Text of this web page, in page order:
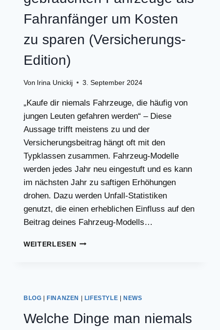
Fahranfänger um Kosten
zu sparen (Versicherungs-
Edition)
Von Irina Unickij 3. September 2024
„Kaufe dir niemals Fahrzeuge, die häufig von
jungen Leuten gefahren werden“ – Diese
Aussage trifft meistens zu und der
Versicherungsbeitrag hängt oft mit den
Typklassen zusammen. Fahrzeug-Modelle
werden jedes Jahr neu eingestuft und es kann
im nächsten Jahr zu saftigen Erhöhungen
drohen. Dazu werden Unfall-Statistiken
genutzt, die einen erheblichen Einfluss auf den
Beitrag deines Fahrzeug-Modells…
WEITERLESENVERMEIDE
UM
KOSTEN
ZU
BLOG |FINANZEN | LIFESTYLE | NEWS
Welche Dinge man niemals